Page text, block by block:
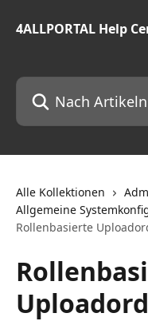
4ALLPORTAL Help
Nach Artikeln suchen …
Alle Kollektionen
Allgemeine
Rollenbasierte